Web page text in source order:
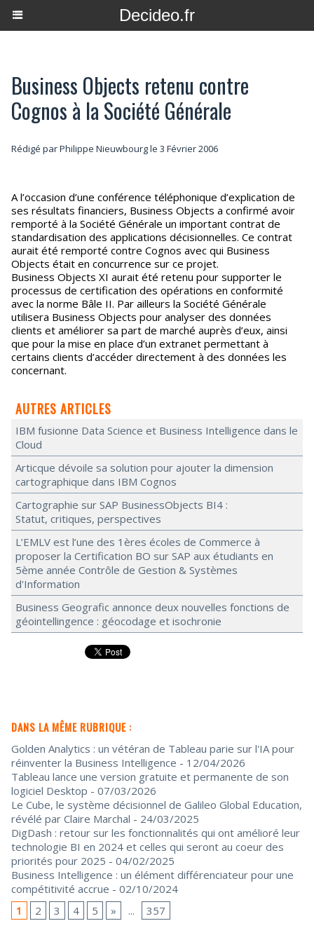
Decideo.fr
Business Objects retenu contre
Cognos à la Société Générale
Rédigé parPhilippe Nieuwbourgle 3 Février 2006
A l’occasion d’une conférence téléphonique d’explication de
ses résultats financiers, Business Objects a confirmé avoir
remporté à la Société Générale un important contrat de
standardisation des applications décisionnelles. Ce contrat
aurait été remporté contre Cognos avec qui Business
Objects était en concurrence sur ce projet.
Business Objects XI aurait été retenu pour supporter le
processus de certification des opérations en conformité
avec la norme Bâle II. Par ailleurs la Société Générale
utilisera Business Objects pour analyser des données
clients et améliorer sa part de marché auprès d’eux, ainsi
que pour la mise en place d’un extranet permettant à
certains clients d’accéder directement à des données les
concernant.
AUTRES ARTICLES
IBM fusionne Data Science et Business Intelligence dans le
Cloud
Articque dévoile sa solution pour ajouter la dimension
cartographique dans IBM Cognos
Cartographie sur SAP BusinessObjects BI4 :
Statut, critiques, perspectives
L’EMLV est l’une des 1ères écoles de Commerce à
proposer la Certification BO sur SAP aux étudiants en
5ème année Contrôle de Gestion & Systèmes
d'Information
Business Geografic annonce deux nouvelles fonctions de
géointellingence : géocodage et isochronie
DANS LA MÊME RUBRIQUE :
Golden Analytics : un vétéran de Tableau parie sur l'IA pour
réinventer la Business Intelligence - 12/04/2026
Tableau lance une version gratuite et permanente de son
logiciel Desktop - 07/03/2026
Le Cube, le système décisionnel de Galileo Global Education,
révélé par Claire Marchal - 24/03/2025
DigDash : retour sur les fonctionnalités qui ont amélioré leur
technologie BI en 2024 et celles qui seront au coeur des
priorités pour 2025 - 04/02/2025
Business Intelligence : un élément différenciateur pour une
compétitivité accrue - 02/10/2024
1
2 3 4 5 » ... 357